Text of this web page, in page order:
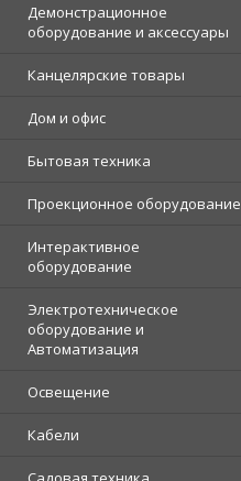
Демонстрационное
оборудование и аксессуары
Канцелярские товары
Дом и офис
Бытовая техника
Проекционное оборудование
Интерактивное
оборудование
Электротехническое
оборудование и
Автоматизация
Освещение
Кабели